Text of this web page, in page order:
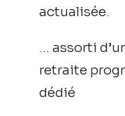
actualisée.
… assorti
retraite
dédié